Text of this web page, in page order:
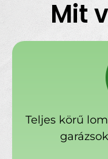
Mit
Teljes körű